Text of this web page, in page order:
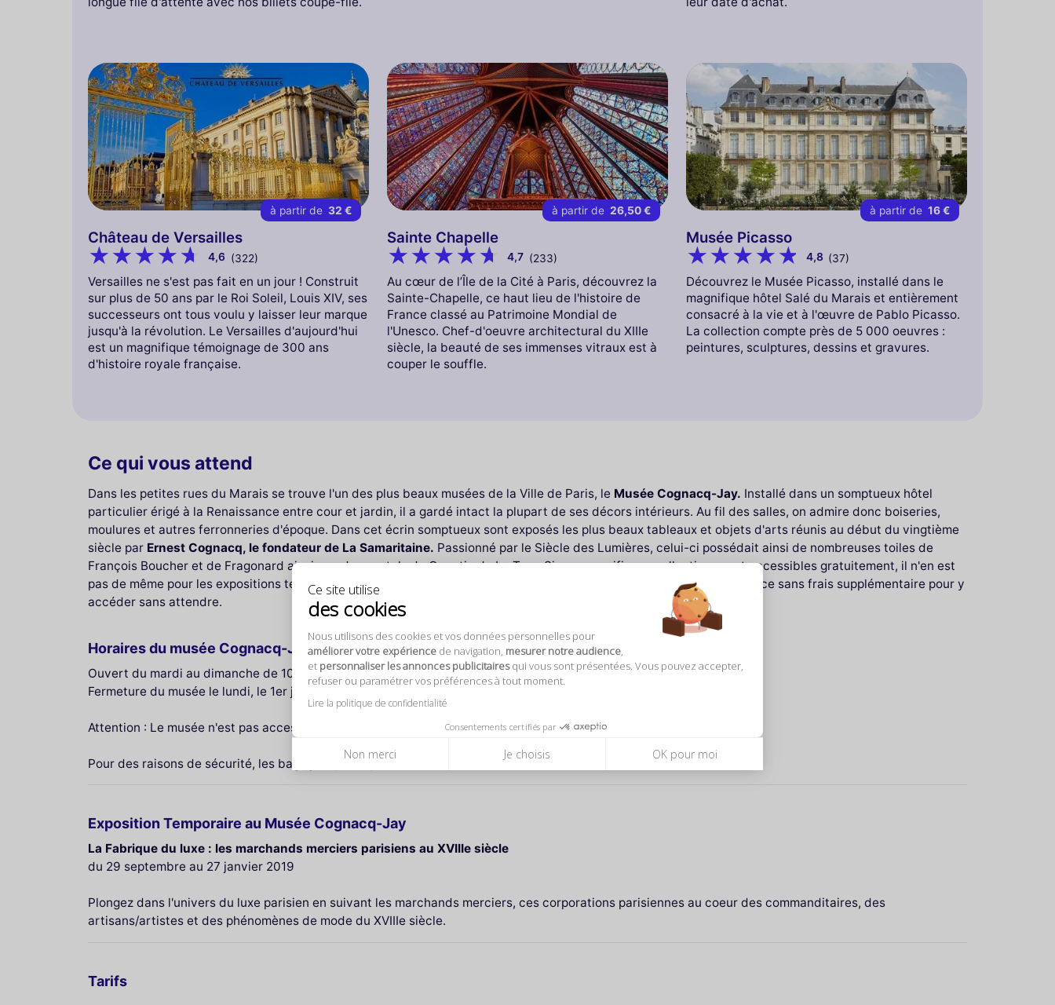
Ce site utilise
des cookies
Nous utilisons des cookies et vos données personnelles pour
améliorer votre expérience de navigation, mesurer notre audience
et personnaliser les annonces publicitairesqui vous sont présentées. Vous pouvez accepter,
refuser ou paramétrer vos préférences à tout moment.
Lire la politique de confidentialité
Consentements certifiés par
Non merci Je choisis OK pour moi
à partir de 32 €
Château de Versailles
4,6 (322)
Versailles ne s'est pas fait en un jour ! Construit
sur plus de 50 ans par le Roi Soleil, Louis XIV, ses
successeurs ont tous voulu y laisser leur marque
jusqu'à la révolution. Le Versailles d'aujourd'hui
est un magnifique témoignage de 300 ans
d'histoire royale française.
à partir de 26,50 €
Sainte Chapelle
4,7 (233)
Au cœur de l’Île de la Cité à Paris, découvrez la
Sainte-Chapelle, ce haut lieu de l'histoire de
France classé au Patrimoine Mondial de
l'Unesco. Chef-d'oeuvre architectural du XIIIe
siècle, la beauté de ses immenses vitraux est à
couper le souffle.
à partir de 16 €
Musée Picasso
4,8 (37)
Découvrez le Musée Picasso, installé dans le
magnifique hôtel Salé du Marais et entièrement
consacré à la vie et à l'œuvre de Pablo Picasso.
La collection compte près de 5 000 oeuvres :
peintures, sculptures, dessins et gravures.
Ce qui vous attend
Dans les petites rues du Marais se trouve l'un des plus beaux musées de la Ville de Paris, le Musée Cognacq-Jay. Installé dans un somptueux hôtel
particulier érigé à la Renaissance entre cour et jardin, il a gardé intact la plupart de ses décors intérieurs. Au fil des salles, on admire donc boiseries,
moulures et autres ferronneries d'époque. Dans cet écrin somptueux sont exposés les plus beaux tableaux et objets d'arts réunis au début du vingtième
siècle par Ernest Cognacq, le fondateur de La Samaritaine. Passionné par le Siècle des Lumières, celui-ci possédait ainsi de nombreuses toiles de
François Boucher et de Fragonard ainsi que des pastels de Quentin de La Tour. Si ces magnifiques collections sont accessibles gratuitement, il n'en est
pas de même pour les expositions temporaires organisées plusieurs fois par an. Pensez à réserver votre billet à l'avance sans frais supplémentaire pour y
accéder sans attendre.
Horaires du musée Cognacq-Jay
Ouvert du mardi au dimanche de 10h à 18h (évacuation des salles à partir de 17h40)
Fermeture du musée le lundi, le 1er janvier, 1er mai, 14 juillet, 15 août et 25 décembre.
Attention : Le musée n'est pas accessible aux personnes à mobilité réduite.
Pour des raisons de sécurité, les bagages (y compris de valises format cabine) sont interdits au musée.
Exposition Temporaire au Musée Cognacq-Jay
La Fabrique du luxe : les marchands merciers parisiens au XVIIIe siècle
du 29 septembre au 27 janvier 2019
Plongez dans l'univers du luxe parisien en suivant les marchands merciers, ces corporations parisiennes au coeur des commanditaires, des
artisans/artistes et des phénomènes de mode du XVIIIe siècle.
Tarifs